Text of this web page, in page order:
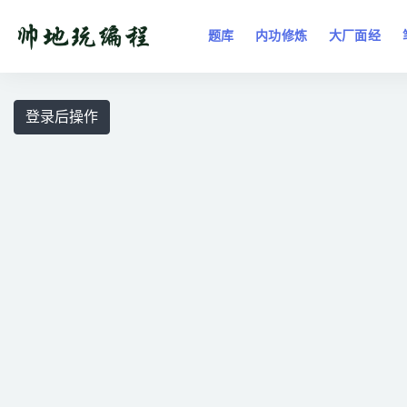
题库 内功修炼 大厂面经
登录后操作